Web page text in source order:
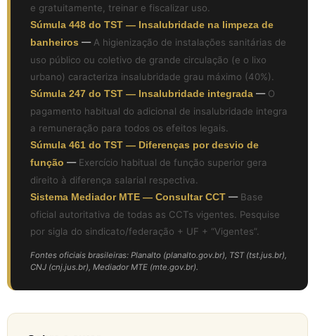
e gratuitamente, treinar e fiscalizar uso.
Súmula 448 do TST — Insalubridade na limpeza de
banheiros — A higienização de instalações sanitárias de
uso público ou coletivo de grande circulação (e o lixo
urbano) caracteriza insalubridade grau máximo (40%).
Súmula 247 do TST — Insalubridade integrada — O
pagamento habitual do adicional de insalubridade integra
a remuneração para todos os efeitos legais.
Súmula 461 do TST — Diferenças por desvio de
função — Exercício habitual de função superior gera
direito à diferença salarial respectiva.
Sistema Mediador MTE — Consultar CCT — Base
oficial autoritativa de todas as CCTs vigentes. Pesquise
por sigla do sindicato/federação + UF + “Vigentes”.
Fontes oficiais brasileiras: Planalto (planalto.gov.br), TST (tst.jus.br),
CNJ (cnj.jus.br), Mediador MTE (mte.gov.br).